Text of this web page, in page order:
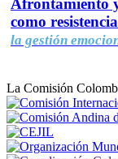
Afrontamiento
como
la gestión
La Comisión